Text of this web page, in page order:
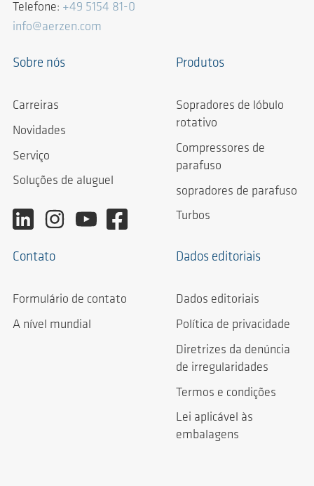
Telefone: +49 5154 81-0
info@aerzen.com
Sobre nós
Carreiras
Novidades
Serviço
Soluções de aluguel
Produtos
Sopradores de lóbulo
rotativo
Compressores de
parafuso
sopradores de parafuso
Turbos
Contato
Formulário de contato
A nível mundial
Dados editoriais
Dados editoriais
Política de privacidade
Diretrizes da denúncia
de irregularidades
Termos e condições
Lei aplicável às
embalagens